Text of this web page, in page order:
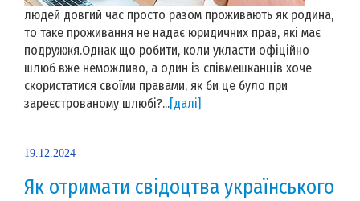
людей довгий час просто разом проживають як родина,
то таке проживання не надає юридичних прав, які має
подружжя.Однак що робити, коли укласти офіційно
шлюб вже неможливо, а один із співмешканців хоче
скористатися своїми правами, як би це було при
зареєстрованому шлюбі?...[далі]
19.12.2024
Як отримати свідоцтва українського